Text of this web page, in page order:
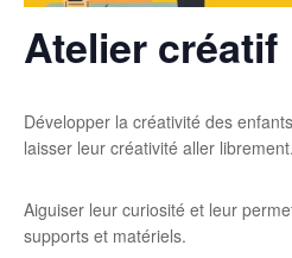
Atelier créatif
Développer la créativité des
laisser leur créativité aller librement.
Aiguiser leur curiosité et leur
supports et matériels.